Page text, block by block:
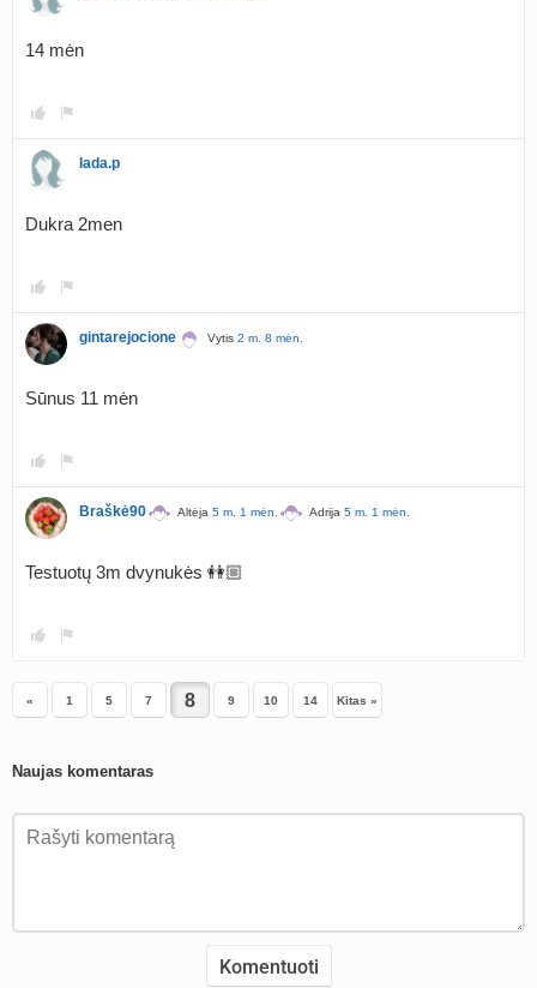
14 mėn
lada.p
Dukra 2men
gintarejocione Vytis 2 m. 8 mėn.
Sūnus 11 mėn
Braškė90 Altėja 5 m. 1 mėn. Adrija 5 m. 1 mėn.
Testuotų 3m dvynukės 👭🏼
« 1 5 7 9 10 14 Kitas »
Naujas komentaras